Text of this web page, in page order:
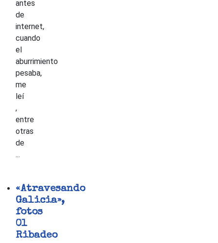
antes
de
internet,
cuando
el
aburrimiento
pesaba,
me
leí
,
entre
otras
de
...
«Atravesando
Galicia»,
fotos
01
Ribadeo